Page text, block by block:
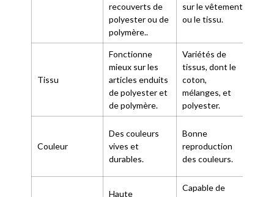
recouverts de
polyester ou de
polymère..
sur le vêtement
ou le tissu.
Tissu
Fonctionne
mieux sur les
articles enduits
de polyester et
de polymère.
Variétés de
tissus, dont le
coton,
mélanges, et
polyester.
Couleur
Des couleurs
vives et
durables.
Bonne
reproduction
des couleurs.
Haute
Capable de